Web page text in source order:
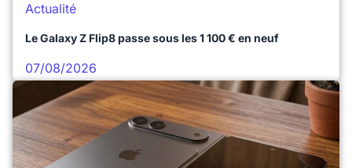
Actualité
Le Galaxy Z Flip8 passe sous les 1 100 € en neuf
07/08/2026